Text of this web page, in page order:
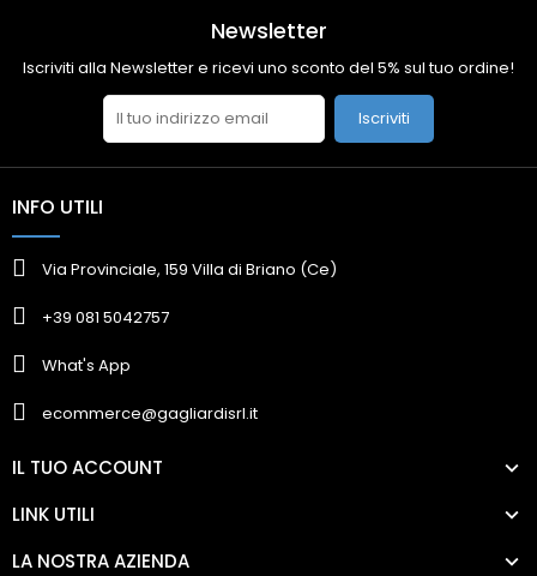
Newsletter
Iscriviti alla Newsletter e ricevi uno sconto del 5% sul tuo ordine!
Iscriviti
INFO UTILI
Via Provinciale, 159 Villa di Briano (Ce)
+39 081 5042757
What's App
ecommerce@gagliardisrl.it
IL TUO ACCOUNT
LINK UTILI
LA NOSTRA AZIENDA